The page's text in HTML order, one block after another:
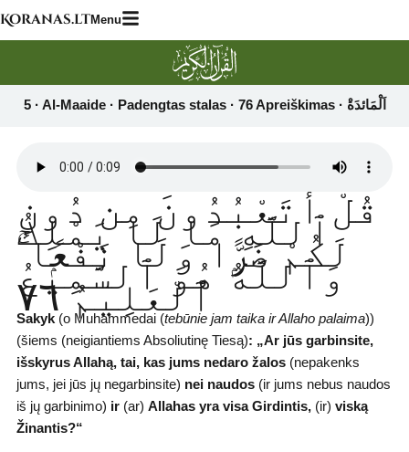
Skip
to
Koranas.ltMenu
قُلْ أَتَعْبُدُونَ مِن دُونِ
ٱللَّهِ مَا لَا يَمْلِكُ
لَكُمْ ضَرًّۭا وَلَا نَفْعًۭا ۚ
وَٱللَّهُ هُوَ ٱلسَّمِيعُ
ٱلْعَلِيمُ ٧٦ Sakyk(o Muhammedai (tebūnie jam taika ir Allaho palaima))
(šiems (neigiantiems Absoliutinę Tiesą): „Ar jūs garbinsite,
išskyrus Allahą, tai, kas jums nedaro žalos(nepakenks
jums, jei jūs jų negarbinsite) nei naudos(ir jums nebus naudos
iš jų garbinimo) ir(ar) Allahas yra visa Girdintis,(ir) viską
Žinantis?“